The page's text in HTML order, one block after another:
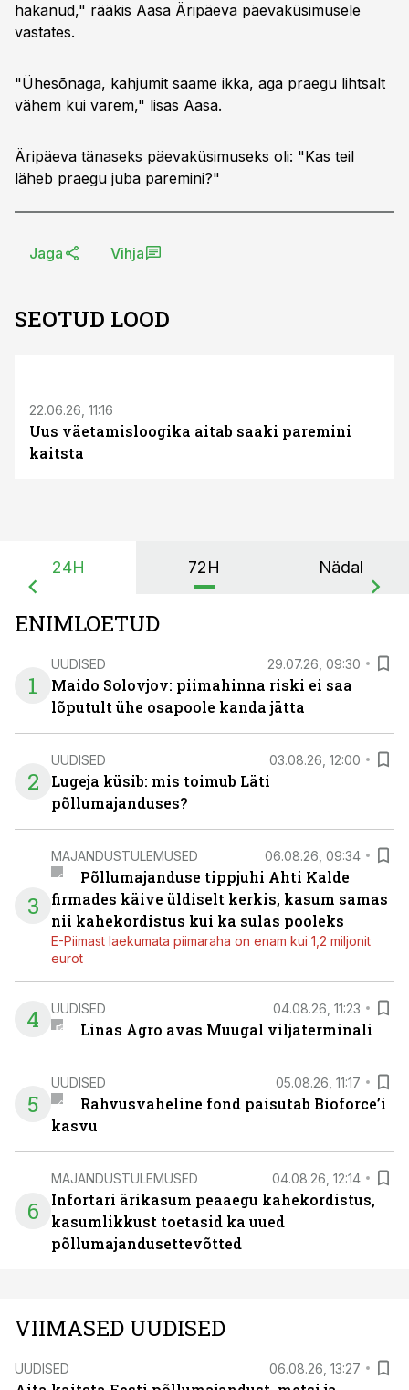
hakanud," rääkis Aasa Äripäeva päevaküsimusele
vastates.
"Ühesõnaga, kahjumit saame ikka, aga praegu lihtsalt
vähem kui varem," lisas Aasa.
Äripäeva tänaseks päevaküsimuseks oli: "Kas teil
läheb praegu juba paremini?"
Jaga Vihja
SEOTUD LOOD
22.06.26, 11:16
Uus väetamisloogika aitab saaki paremini
kaitsta
24H 72H Nädal
ENIMLOETUD
1
UUDISED 29.07.26, 09:30
Maido Solovjov: piimahinna riski ei saa
lõputult ühe osapoole kanda jätta
2
UUDISED 03.08.26, 12:00
Lugeja küsib: mis toimub Läti
põllumajanduses?
3
MAJANDUSTULEMUSED 06.08.26, 09:34
Põllumajanduse tippjuhi Ahti Kalde
firmades käive üldiselt kerkis, kasum samas
nii kahekordistus kui ka sulas pooleks
E-Piimast laekumata piimaraha on enam kui 1,2 miljonit
eurot
4 UUDISED 04.08.26, 11:23
Linas Agro avas Muugal viljaterminali
5
UUDISED 05.08.26, 11:17
Rahvusvaheline fond paisutab Bioforce’i
kasvu
6
MAJANDUSTULEMUSED 04.08.26, 12:14
Infortari ärikasum peaaegu kahekordistus,
kasumlikkust toetasid ka uued
põllumajandusettevõtted
VIIMASED UUDISED
UUDISED 06.08.26, 13:27